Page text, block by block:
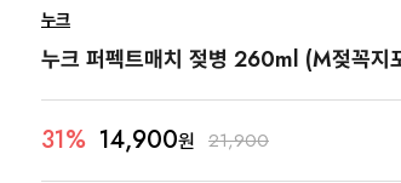
누크
누크 퍼펙트매치 젖병 260ml (M젖꼭지
31% 14,900원 21,900